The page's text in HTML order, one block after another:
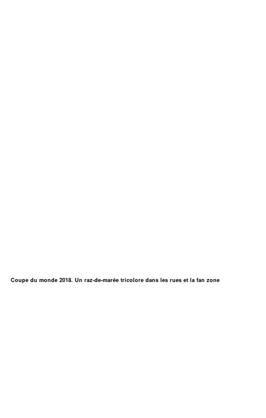
Coupe du monde 2018. Un raz-de-marée tricolore dans les rues et la fan zone